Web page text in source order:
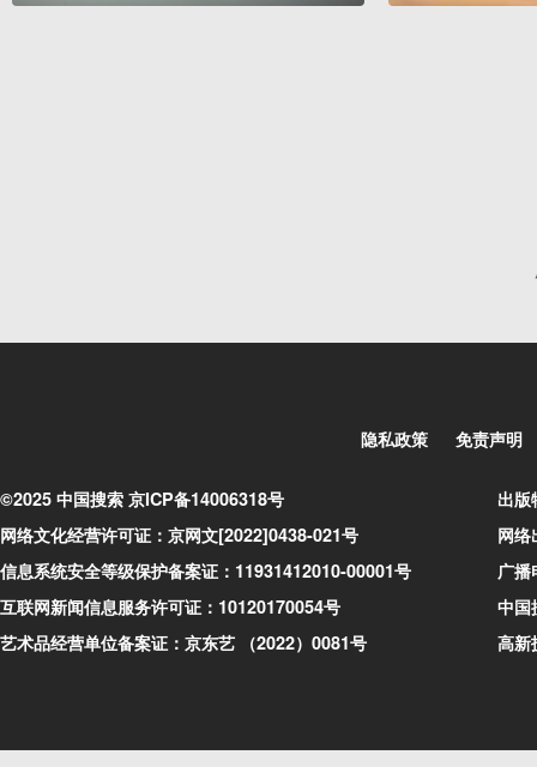
隐私政策 免责声明
©2025 中国搜索 京ICP备14006318号
网络文化经营许可证：京网文[2022]0438-021号
信息系统安全等级保护备案证：11931412010-00001号
互联网新闻信息服务许可证：10120170054号
艺术品经营单位备案证：京东艺 （2022）0081号
出版
网络
广播
中国
高新